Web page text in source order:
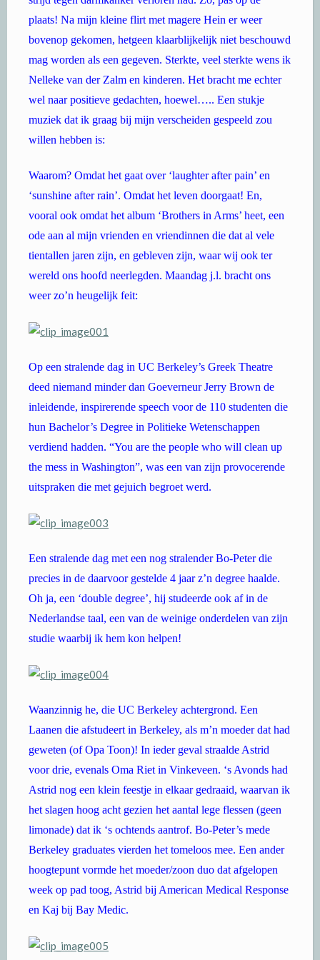
plaats! Na mijn kleine flirt met magere Hein er weer
bovenop gekomen, hetgeen klaarblijkelijk niet beschouwd
mag worden als een gegeven. Sterkte, veel sterkte wens ik
Nelleke van der Zalm en kinderen. Het bracht me echter
wel naar positieve gedachten, hoewel….. Een stukje
muziek dat ik graag bij mijn verscheiden gespeeld zou
willen hebben is:
Waarom? Omdat het gaat over ‘laughter after pain’ en
‘sunshine after rain’. Omdat het leven doorgaat! En,
vooral ook omdat het album ‘Brothers in Arms’ heet, een
ode aan al mijn vrienden en vriendinnen die dat al vele
tientallen jaren zijn, en gebleven zijn, waar wij ook ter
wereld ons hoofd neerlegden. Maandag j.l. bracht ons
weer zo’n heugelijk feit:
Op een stralende dag in UC Berkeley’s Greek Theatre
deed niemand minder dan Goeverneur Jerry Brown de
inleidende, inspirerende speech voor de 110 studenten die
hun Bachelor’s Degree in Politieke Wetenschappen
verdiend hadden. “You are the people who will clean up
the mess in Washington”, was een van zijn provocerende
uitspraken die met gejuich begroet werd.
Een stralende dag met een nog stralender Bo-Peter die
precies in de daarvoor gestelde 4 jaar z’n degree haalde.
Oh ja, een ‘double degree’, hij studeerde ook af in de
Nederlandse taal, een van de weinige onderdelen van zijn
studie waarbij ik hem kon helpen!
Waanzinnig he, die UC Berkeley achtergrond. Een
Laanen die afstudeert in Berkeley, als m’n moeder dat had
geweten (of Opa Toon)! In ieder geval straalde Astrid
voor drie, evenals Oma Riet in Vinkeveen. ‘s Avonds had
Astrid nog een klein feestje in elkaar gedraaid, waarvan ik
het slagen hoog acht gezien het aantal lege flessen (geen
limonade) dat ik ‘s ochtends aantrof. Bo-Peter’s mede
Berkeley graduates vierden het tomeloos mee. Een ander
hoogtepunt vormde het moeder/zoon duo dat afgelopen
week op pad toog, Astrid bij American Medical Response
en Kaj bij Bay Medic.